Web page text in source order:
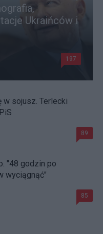
Ukraińców i
197
w sojusz. Terlecki
89
"48 godzin po
wyciągnąć"
85